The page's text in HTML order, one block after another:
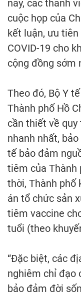
này, các thành
cuộc họp của
kết luận, ưu
COVID-19 cho
cộng đồng sớm
Theo đó, Bộ Y
Thành phố Hồ
cần thiết về
nhanh nhất,
tế bảo đảm
tiêm của Thành
thời, Thành phố
án tổ chức sản
tiêm vaccine
tuổi (theo
“Đặc biệt, các
nghiêm chỉ đạo
bảo đảm đời